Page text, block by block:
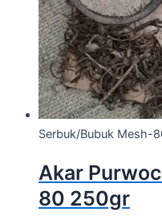
Serbuk/Bubuk Mesh-
Akar
80 250gr